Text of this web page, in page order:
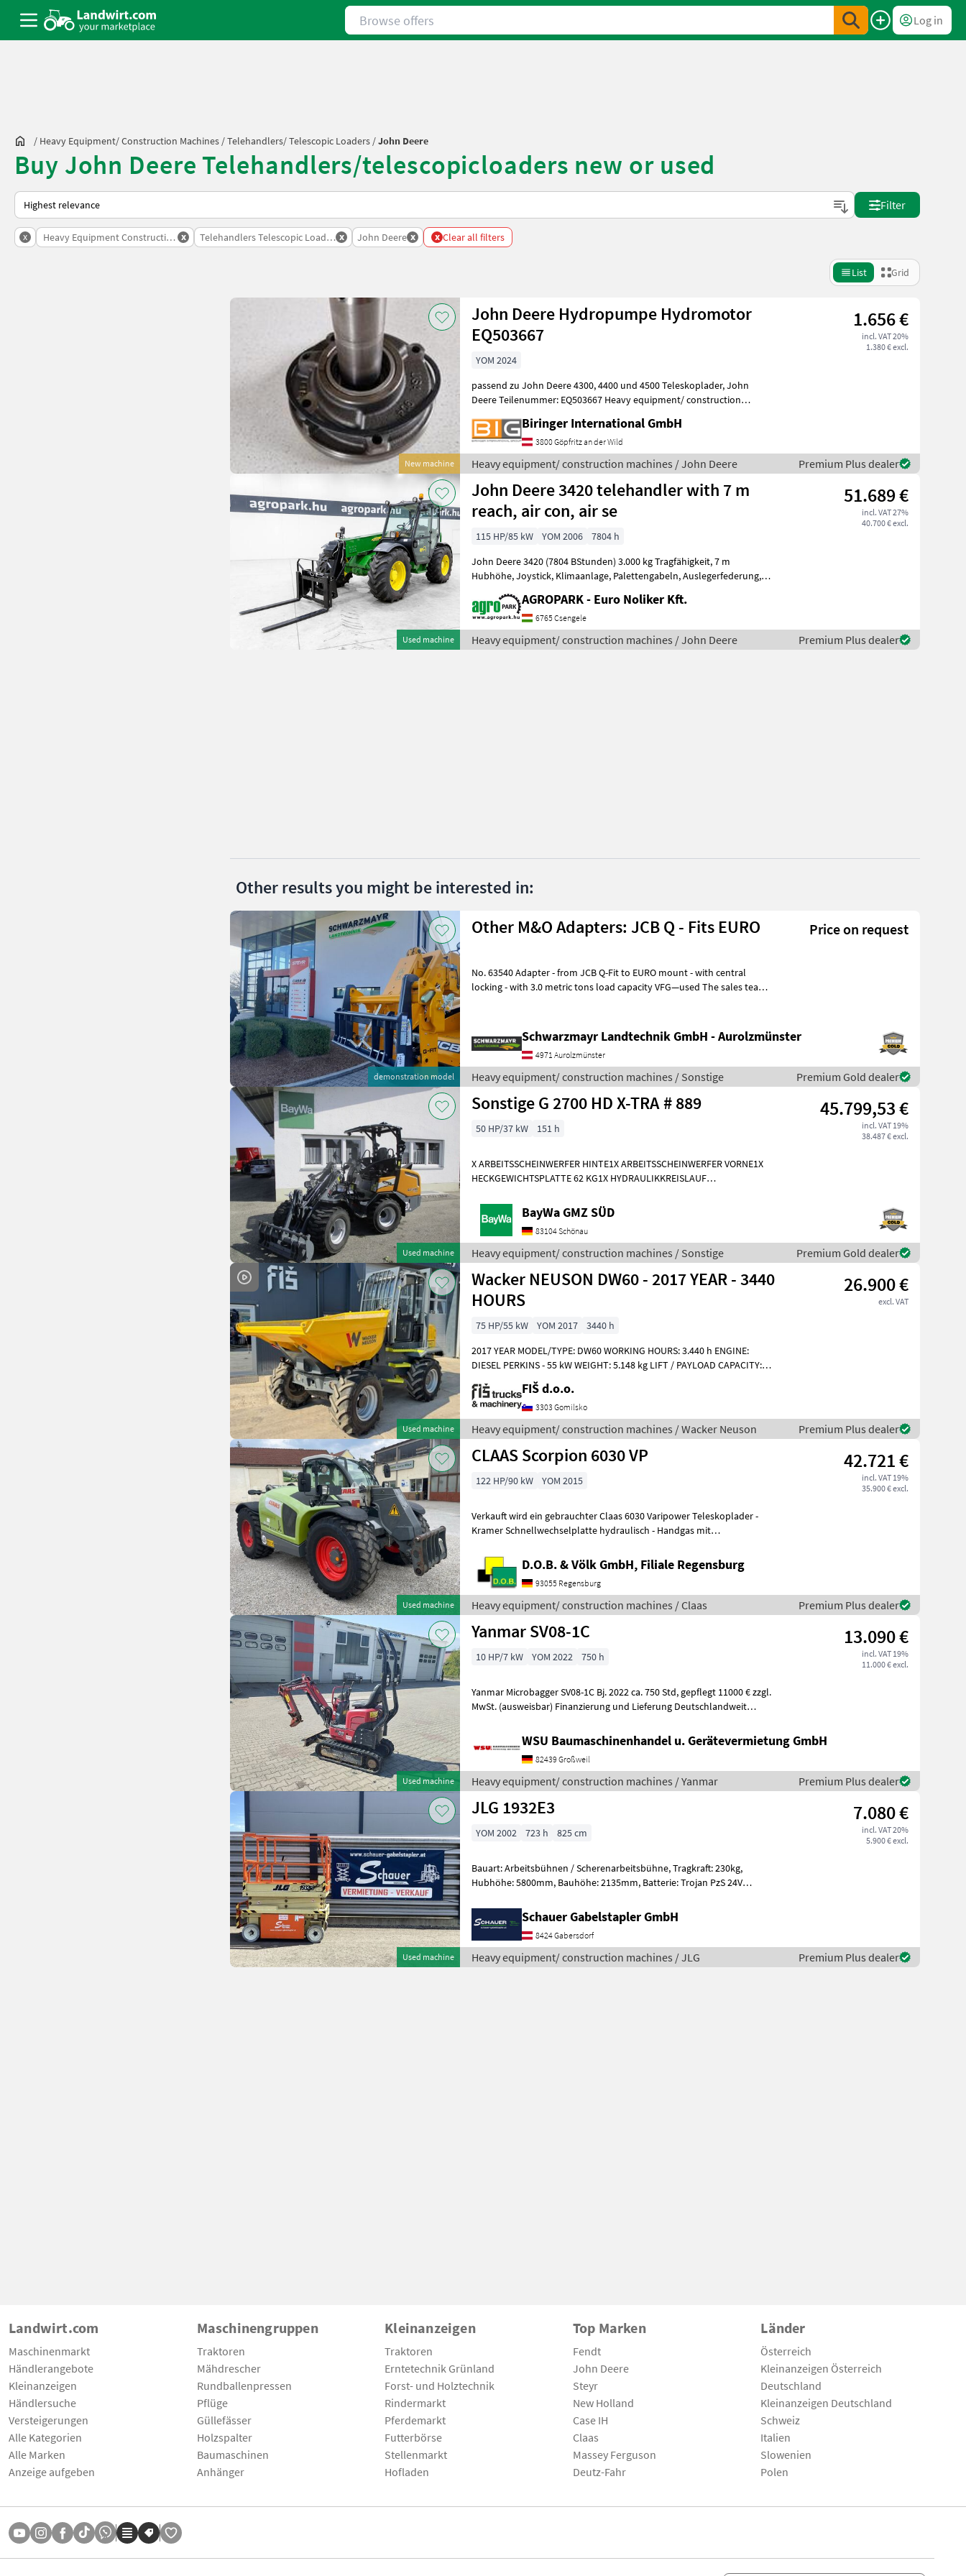
Browse offers
Log in
/ Heavy Equipment/ Construction Machines /Telehandlers/ Telescopic Loaders /John Deere
Buy John Deere Telehandlers/telescopicloaders new or used
This is how sorting works on Landwirt.com
Filter
x Heavy Equipment Construction Machines
x Telehandlers Telescopic Loadersx John Deere x x Clear all filters
List Grid
New machine
John Deere Hydropumpe Hydromotor
EQ503667
1.656 €
incl. VAT 20%
1.380 € excl.
YOM 2024
passend zu John Deere 4300, 4400 und 4500 Teleskoplader, John
Deere Teilenummer: EQ503667 Heavy equipment/ construction
Biringer International GmbH
3800 Göpfritz an der Wild
Heavy equipment/ construction machines / John Deere Premium Plus dealer
Used machine
John Deere 3420 telehandler with 7 m
reach, air con, air se
51.689 €
incl. VAT 27%
40.700 € excl.
115 HP/85 kW YOM 2006
7804 h
John Deere 3420 (7804 BStunden) 3.000 kg Tragfähigkeit, 7 m
Hubhöhe, Joystick, Klimaanlage, Palettengabeln, Auslegerfederung,
AGROPARK - Euro Noliker Kft.
6765 Csengele
Heavy equipment/ construction machines / John Deere Premium Plus dealer
Other results you might be interested in:
demonstration model
Other M&O Adapters: JCB Q - Fits EURO Price on request
No. 63540 Adapter - from JCB Q-Fit to EURO mount - with central
locking - with 3.0 metric tons load capacity VFG—used The sales team
Schwarzmayr Landtechnik GmbH - Aurolzmünster
4971 Aurolzmünster
Heavy equipment/ construction machines / Sonstige Premium Gold dealer
Used machine
Sonstige G 2700 HD X-TRA # 889 45.799,53 €
incl. VAT 19%
38.487 € excl.
50 HP/37 kW 151 h
X ARBEITSSCHEINWERFER HINTE1X ARBEITSSCHEINWERFER VORNE1X
HECKGEWICHTSPLATTE 62 KG1X HYDRAULIKKREISLAUF
KMDRUCKFREIERBayWa GMZ SÜD
83104 Schönau
Heavy equipment/ construction machines / Sonstige Premium Gold dealer
Used machine
Wacker NEUSON DW60 - 2017 YEAR - 3440
HOURS
26.900 €
excl. VAT
75 HP/55 kW YOM 2017
3440 h
2017 YEAR MODEL/TYPE: DW60 WORKING HOURS: 3.440 h ENGINE:
DIESEL PERKINS - 55 kW WEIGHT: 5.148 kg LIFT / PAYLOAD CAPACITY:
6.000 kg 4x4 DRIVE HYDROSTATIC DRIV
FIŠ d.o.o.
3303 Gomilsko
Heavy equipment/ construction machines / Wacker Neuson Premium Plus dealer
Used machine
CLAAS Scorpion 6030 VP 42.721 €
incl. VAT 19%
35.900 € excl.
122 HP/90 kW YOM 2015
Verkauft wird ein gebrauchter Claas 6030 Varipower Teleskoplader -
Kramer Schnellwechselplatte hydraulisch - Handgas mit
D.O.B. & Völk GmbH, Filiale Regensburg
93055 Regensburg
Heavy equipment/ construction machines / Claas Premium Plus dealer
Used machine
Yanmar SV08-1C 13.090 €
incl. VAT 19%
11.000 € excl.
10 HP/7 kW YOM 2022 750 h
Yanmar Microbagger SV08-1C Bj. 2022 ca. 750 Std, gepflegt 11000 € zzgl.
MwSt. (ausweisbar) Finanzierung und Lieferung Deutschlandweit
WSU Baumaschinenhandel u. Gerätevermietung GmbH
82439 Großweil
Heavy equipment/ construction machines / Yanmar Premium Plus dealer
Used machine
JLG 1932E3 7.080 €
incl. VAT 20%
5.900 € excl.
YOM 2002 723 h 825 cm
Bauart: Arbeitsbühnen / Scherenarbeitsbühne, Tragkraft: 230kg,
Hubhöhe: 5800mm, Bauhöhe: 2135mm, Batterie: Trojan PzS 24V
Schauer Gabelstapler GmbH
8424 Gabersdorf
Heavy equipment/ construction machines / JLG Premium Plus dealer
Landwirt.com
Maschinenmarkt
Händlerangebote
Kleinanzeigen
Händlersuche
Versteigerungen
Alle Kategorien
Alle Marken
Anzeige aufgeben
Maschinengruppen
Traktoren
Mähdrescher
Rundballenpressen
Pflüge
Güllefässer
Holzspalter
Baumaschinen
Anhänger
Kleinanzeigen
Traktoren
Erntetechnik Grünland
Forst- und Holztechnik
Rindermarkt
Pferdemarkt
Futterbörse
Stellenmarkt
Hofladen
Top Marken
Fendt
John Deere
Steyr
New Holland
Case IH
Claas
Massey Ferguson
Deutz-Fahr
Länder
Österreich
Kleinanzeigen Österreich
Deutschland
Kleinanzeigen Deutschland
Schweiz
Italien
Slowenien
Polen